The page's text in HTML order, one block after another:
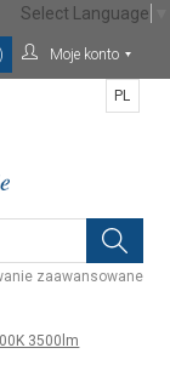
Moje konto
zaawansowane
PL
3500lm
Select Language